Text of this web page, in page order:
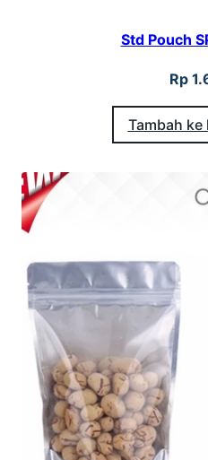
Std Pouch
Rp
Tambah ke